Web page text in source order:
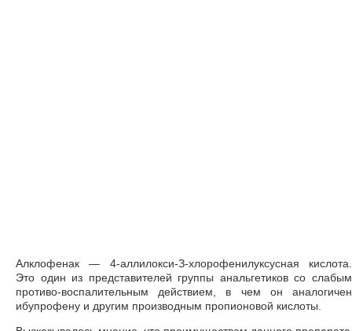
Алклофенак — 4-аллилокси-З-хлорофенилуксусная кислота.
Это один из представителей группы анальгетиков со слабым
противо-воспалительным действием, в чем он аналогичен
ибупрофену и другим производным пропионовой кислоты.